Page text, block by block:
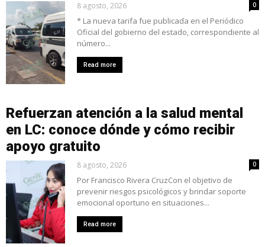
8 agosto, 2026 0
* La nueva tarifa fue publicada en el Periódico
Oficial del gobierno del estado, correspondiente al
número...
Read more
Refuerzan atención a la salud mental
en LC: conoce dónde y cómo recibir
apoyo gratuito
8 agosto, 2026 0
Por Francisco Rivera CruzCon el objetivo de
prevenir riesgos psicológicos y brindar soporte
emocional oportuno en situaciones...
Read more